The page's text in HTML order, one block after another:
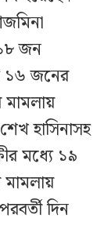
জন
১৬ জনের
হাসিনাসহ
মধ্যে ১৯
দিন